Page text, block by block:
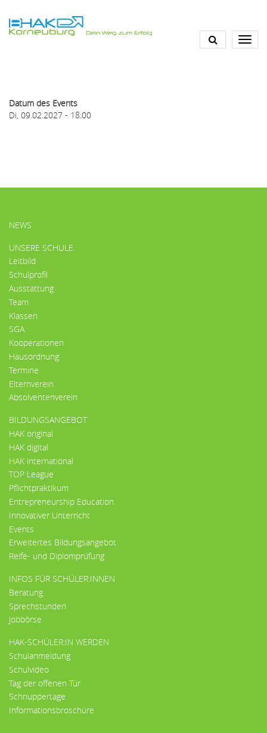
zum
Inhalt
Datum des Events
Di, 09.02.2027 - 18:00
HAUPTMENÜ
NEWS
UNSERE SCHULE
Leitbild
Schulprofil
Ausstattung
Team
Klassen
SGA
Kooperationen
Hausordnung
Termine
Elternverein
Absolventenverein
BILDUNGSANGEBOT
HAK original
HAK digital
HAK international
TOP League
Pflichtpraktikum
Entrepreneurship Education
Innovativer Unterricht
Events
Erweitertes Bildungsangebot
Reife- und Diplomprüfung
INFOS FÜR SCHÜLER:INNEN
Beratung
Sprechstunden
Jobbörse
HAK-SCHÜLER:IN WERDEN
Schulanmeldung
Schulvideo
Tag der offenen Tür
Schnuppertage
Informationsbroschüre